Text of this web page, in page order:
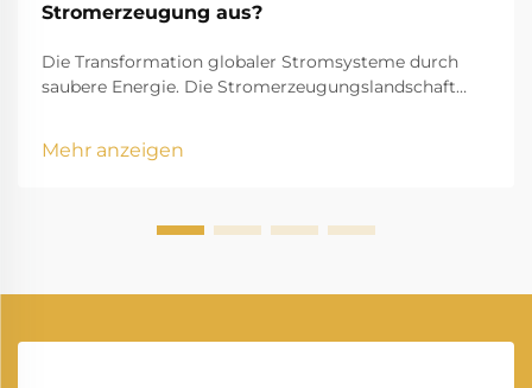
Stromerzeugung aus?
Die Transformation globaler Stromsysteme durch
saubere Energie. Die Stromerzeugungslandschaft
wie wir Strom produzieren und verbrauchen. Diese
Mehr anzeigen